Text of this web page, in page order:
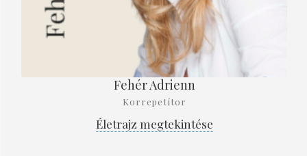
Fehér Adrienn
Korrepetítor
Életrajz megtekintése